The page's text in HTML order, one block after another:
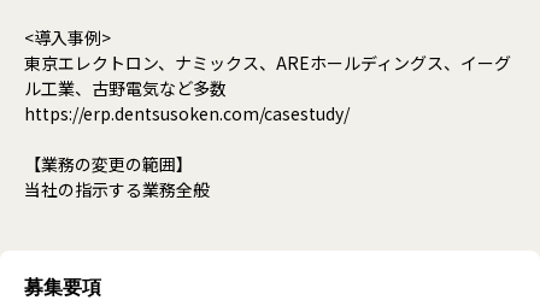
<導入事例>
東京エレクトロン、ナミックス、AREホールディングス、イーグ
ル工業、古野電気など多数
https://erp.dentsusoken.com/casestudy/
【業務の変更の範囲】
当社の指示する業務全般
募集要項